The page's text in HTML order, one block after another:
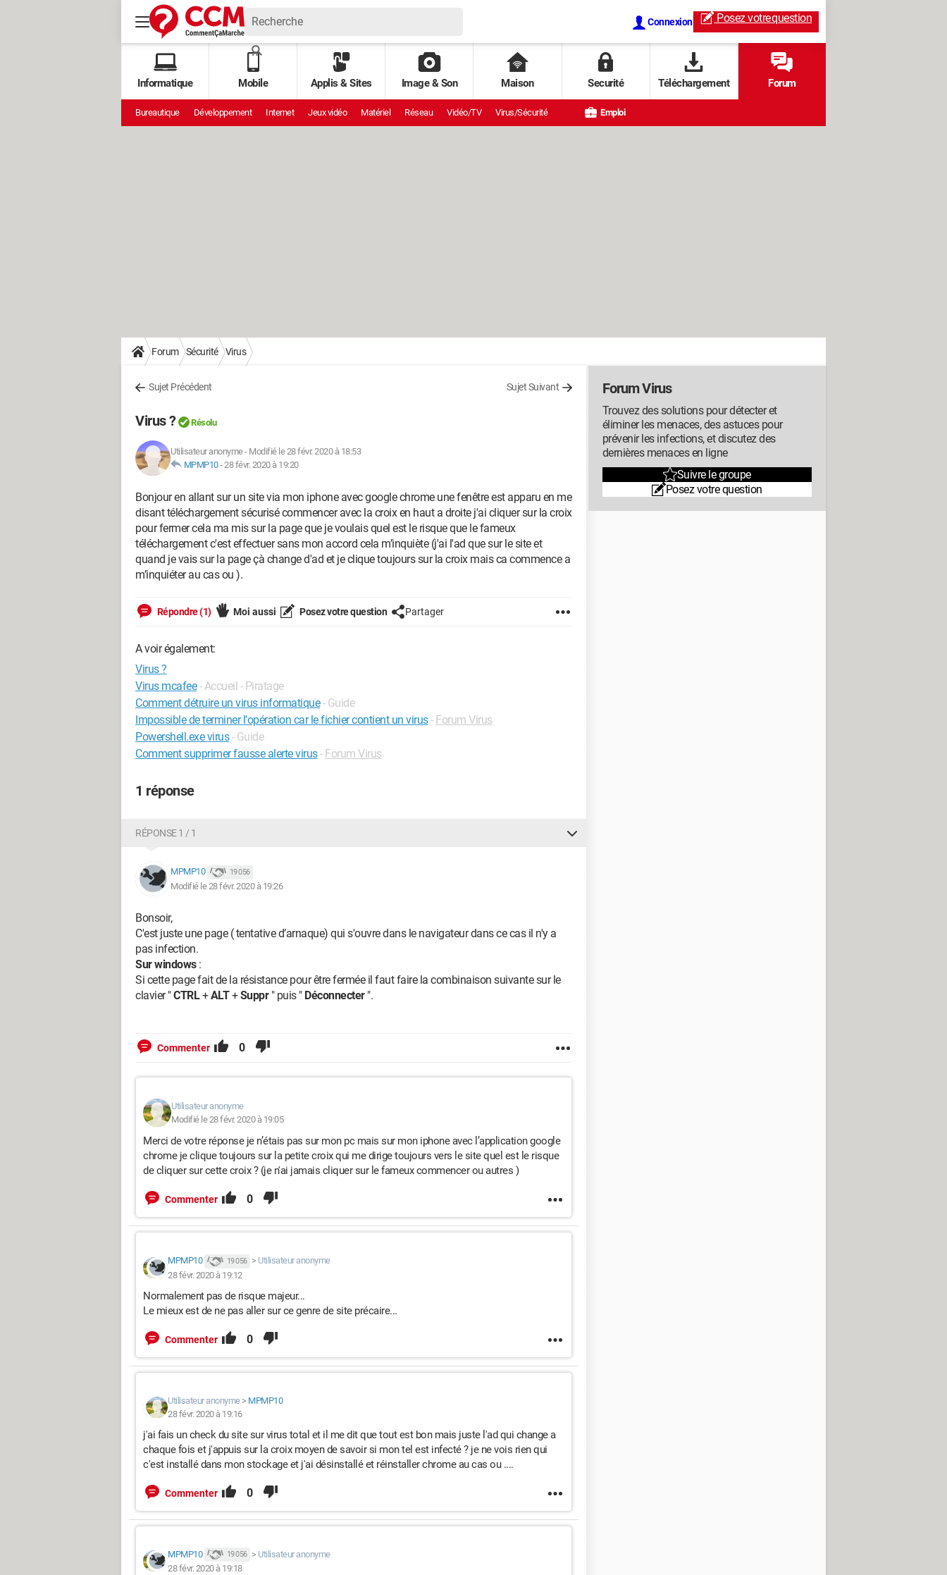
Connexion Posez votrequestion
Informatique Mobile Applis & Sites Image & Son Maison Securité Téléchargement Forum
Bureautique Développement Internet Jeux vidéo Matériel Réseau Vidéo/TV Virus/Sécurité Emploi
Forum Sécurité Virus
Sujet Précédent Sujet Suivant
Virus ? Résolu
Utilisateur anonyme- Modifié le 28 févr. 2020 à 18:53
MPMP10-28 févr. 2020 à 19:20
Bonjour en allant sur un site via mon iphone avec google chrome une fenêtre est apparu en me
disant téléchargement sécurisé commencer avec la croix en haut a droite j'ai cliquer sur la croix
pour fermer cela ma mis sur la page que je voulais quel est le risque que le fameux
téléchargement c'est effectuer sans mon accord cela m’inquiète (j'ai l'ad que sur le site et
quand je vais sur la page çà change d'ad et je clique toujours sur la croix mais ca commence a
m’inquiéter au cas ou ).
Répondre (1) Moi aussi Posez votre question Partager
A voir également:
Virus ?
Virus mcafee - Accueil - Piratage
Comment détruire un virus informatique - Guide
Impossible de terminer l'opération car le fichier contient un virus- Forum Virus
Powershell.exe virus - Guide
Comment supprimer fausse alerte virus- Forum Virus
1 réponse
RÉPONSE 1 / 1
MPMP10 19 056
Modifié le 28 févr. 2020 à 19:26
Bonsoir,
C'est juste une page ( tentative d’arnaque) qui s'ouvre dans le navigateur dans ce cas il n'y a
pas infection.
Sur windows :
Si cette page fait de la résistance pour être fermée il faut faire la combinaison suivante sur le
clavier "CTRL+ALT+Suppr" puis "Déconnecter".
Commenter 0
Utilisateur anonyme
Modifié le 28 févr. 2020 à 19:05
Merci de votre réponse je n’étais pas sur mon pc mais sur mon iphone avec l’application google
chrome je clique toujours sur la petite croix qui me dirige toujours vers le site quel est le risque
de cliquer sur cette croix ? (je n'ai jamais cliquer sur le fameux commencer ou autres )
Commenter 0
MPMP10 19 056 > Utilisateur anonyme
28 févr. 2020 à 19:12
Normalement pas de risque majeur...
Le mieux est de ne pas aller sur ce genre de site précaire...
Commenter 0
Utilisateur anonyme> MPMP10
28 févr. 2020 à 19:16
j'ai fais un check du site sur virus total et il me dit que tout est bon mais juste l'ad qui change a
chaque fois et j'appuis sur la croix moyen de savoir si mon tel est infecté ? je ne vois rien qui
c'est installé dans mon stockage et j'ai désinstallé et réinstaller chrome au cas ou ....
Commenter 0
MPMP10 19 056 > Utilisateur anonyme
28 févr. 2020 à 19:18
Forum Virus
Trouvez des solutions pour détecter et
éliminer les menaces, des astuces pour
prévenir les infections, et discutez des
dernières menaces en ligne
Suivre le groupe
Posez votre question